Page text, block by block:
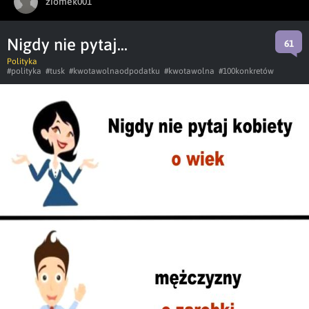
Nigdy nie pytaj... 61
Polityka
#polityka #tusk #kwotawolnaodpodatku #kwotawolna #100konkretów